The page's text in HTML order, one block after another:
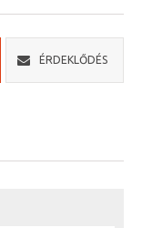
ÉRDEKLŐDÉS